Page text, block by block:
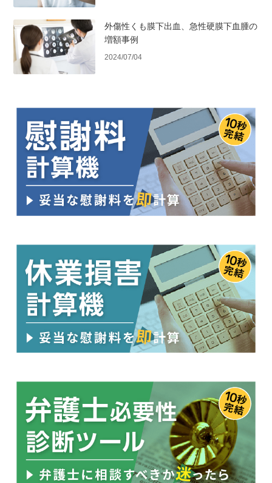
外傷性くも膜下出血、急性硬膜下血腫の
増額事例
2024/07/04